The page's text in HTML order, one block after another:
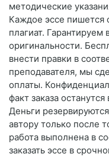
методические
Каждое эссе пишется
плагиат.
оригинальности.
внести правки в
преподавателя, мы
оплаты.
факт заказа
Деньги
автору только после
работа выполнена в
заказать эссе в